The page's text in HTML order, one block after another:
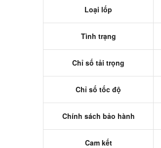
Loại lốp
Tình trạng
Chỉ số tải trọng
Chỉ số tốc độ
Chính sách bảo hành
Cam kết